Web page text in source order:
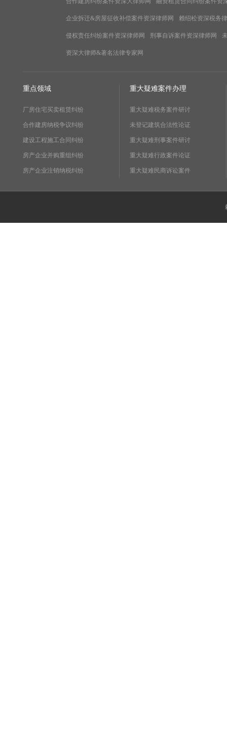
企业拆迁&房屋征收补偿案件资深律师网 赖绍松资深税务
侵权责任纠纷案件资深律师网 刑事自诉案件资深律师网
资深大律师&著名法律专家网
重点领域
厂房住宅买卖租赁纠纷
合作建房纳税争议纠纷
建设工程施工合同纠纷
房产企业并购重组纠纷
房产企业注销纳税纠纷
重大疑难案件办理
重大疑难税务案件研讨
未登记建筑合法性论证
重大疑难刑事案件研讨
重大疑难行政案件论证
重大疑难民商诉讼案件